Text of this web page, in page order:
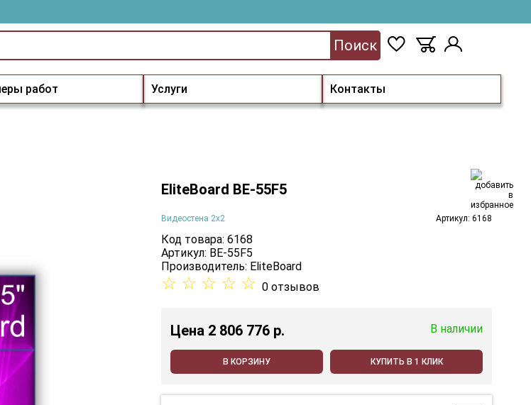
работ Услуги Контакты
Поиск
EliteBoard BE-55F5
Видеостена 2x2 Артикул: 6168
Код товара: 6168
Артикул: BE-55F5
Производитель: EliteBoard
☆ ☆ ☆ ☆ ☆ 0 отзывов
Цена 2 806 776 p. В наличии
В КОРЗИНУ КУПИТЬ В 1 КЛИК